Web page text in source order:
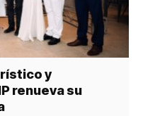
y
renueva su